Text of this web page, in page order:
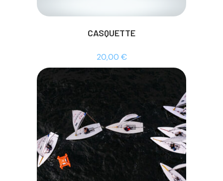
CASQUETTE
20,00 €